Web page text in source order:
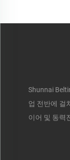
Shunnai
업 전반에 걸
이어 및 동력